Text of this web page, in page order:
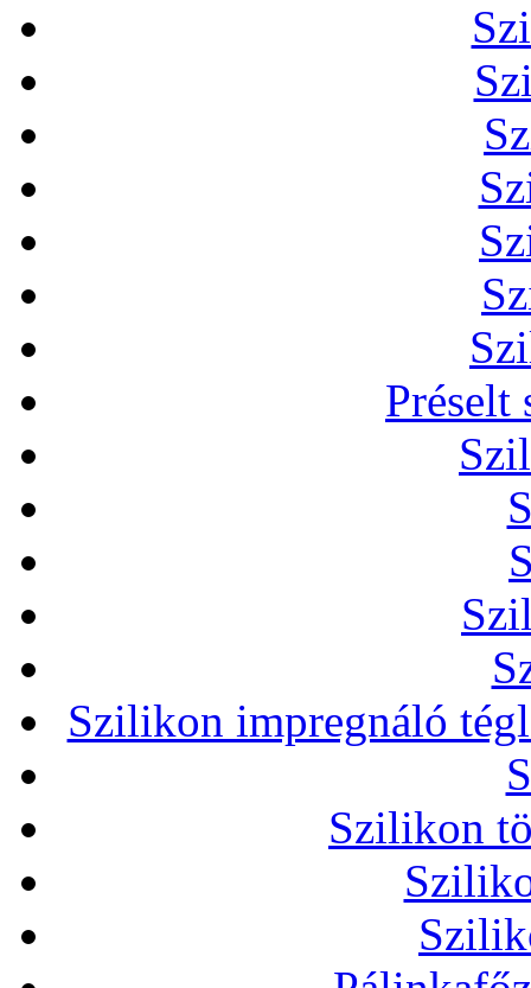
Préselt
Szilikon impregnáló
Szilikon